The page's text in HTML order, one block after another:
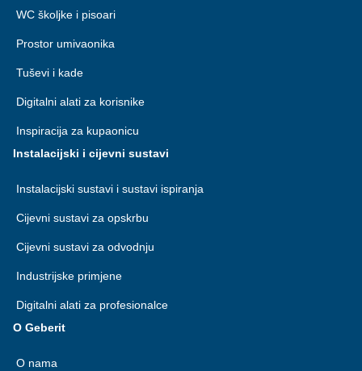
WC školjke i pisoari
Prostor umivaonika
Tuševi i kade
Digitalni alati za korisnike
Inspiracija za kupaonicu
Instalacijski i cijevni sustavi
Instalacijski sustavi i sustavi ispiranja
Cijevni sustavi za opskrbu
Cijevni sustavi za odvodnju
Industrijske primjene
Digitalni alati za profesionalce
O Geberit
O nama